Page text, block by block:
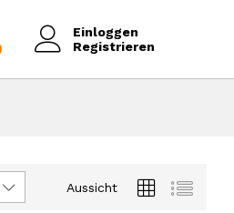
Einloggen
Registrieren
Aussicht